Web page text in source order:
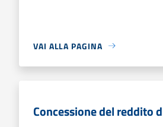
VAI ALLA PAGINA
Concessione del reddito